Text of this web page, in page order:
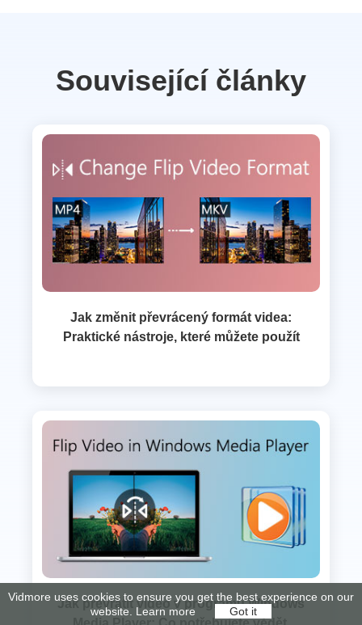
Související články
Jak změnit převrácený formát videa:
Praktické nástroje, které můžete použít
Jak převrátit video v programu Windows
Vidmore uses cookies to ensure you get the best experience on our
website. Learn more Got it